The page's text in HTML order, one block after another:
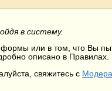
в систему.
или в том, что Вы
описано в Правилах.
свяжитесь с